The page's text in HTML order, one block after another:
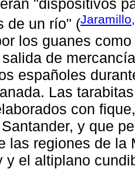
"dispositivos
de un río" (
los guanes
de
españoles
Las
con
y que
las regiones de la
y el altiplano